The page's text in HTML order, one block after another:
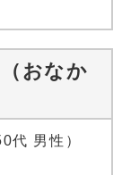
おなか
男性）